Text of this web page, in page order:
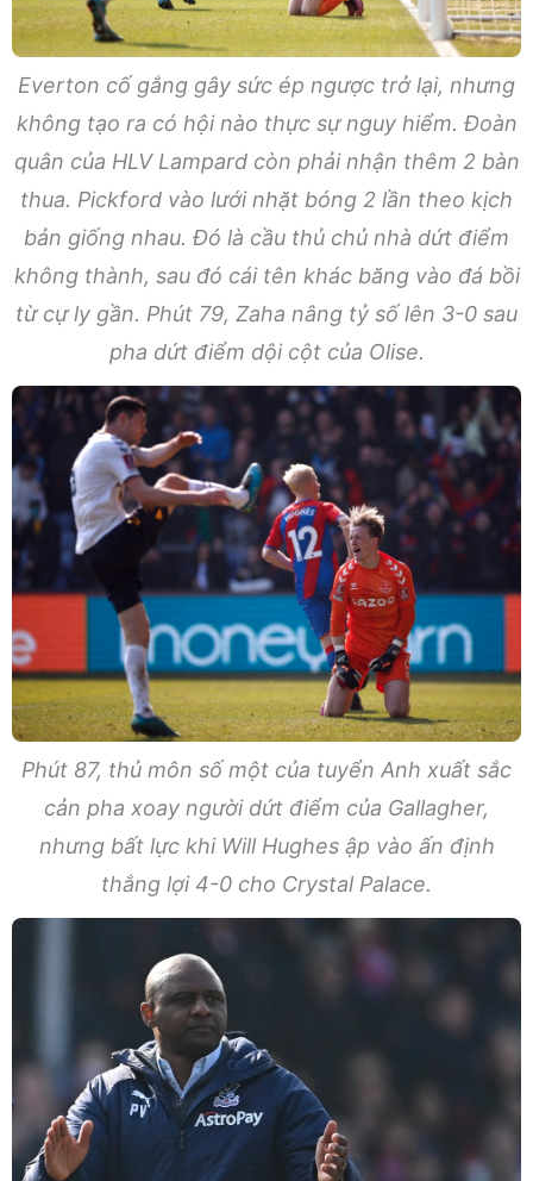
Everton cố gắng gây sức ép ngược trở lại, nhưng
không tạo ra có hội nào thực sự nguy hiểm. Đoàn
quân của HLV Lampard còn phải nhận thêm 2 bàn
thua. Pickford vào lưới nhặt bóng 2 lần theo kịch
bản giống nhau. Đó là cầu thủ chủ nhà dứt điểm
không thành, sau đó cái tên khác băng vào đá bồi
từ cự ly gần. Phút 79, Zaha nâng tỷ số lên 3-0 sau
pha dứt điểm dội cột của Olise.
Phút 87, thủ môn số một của tuyển Anh xuất sắc
cản pha xoay người dứt điểm của Gallagher,
nhưng bất lực khi Will Hughes ập vào ấn định
thắng lợi 4-0 cho Crystal Palace.